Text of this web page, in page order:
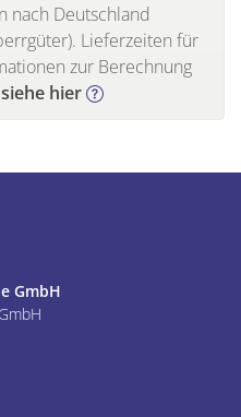
nach Deutschland
Lieferzeiten für
zur Berechnung
siehe hier
GmbH